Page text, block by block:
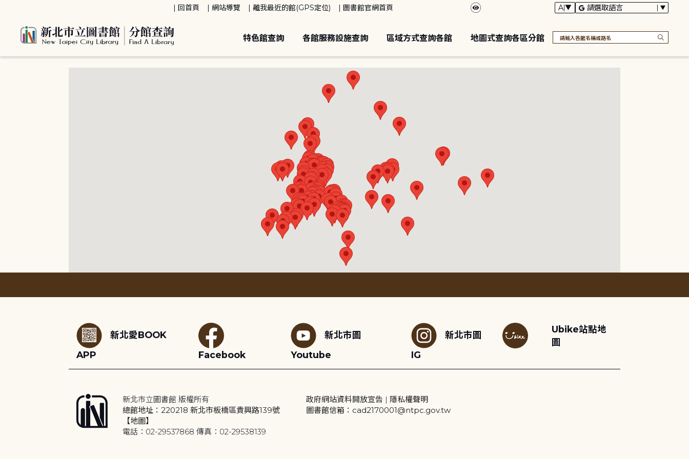
回首頁 網站導覽 離我最近的館(GPS定位) 圖書館官網首頁
特色館查詢 各館服務設施查詢 區域方式查詢各館 地圖式查詢各區分館
新北愛BOOK
APP
Facebook
新北市圖
Youtube
新北市圖
IG
Ubike站點地
圖
新北市立圖書館 版權所有
總館地址：220218 新北市板橋區貴興路139號
【地圖】
電話：02-29537868 傳真：02-29538139
政府網站資料開放宣告 | 隱私權聲明
圖書館信箱：cad2170001@ntpc.gov.tw